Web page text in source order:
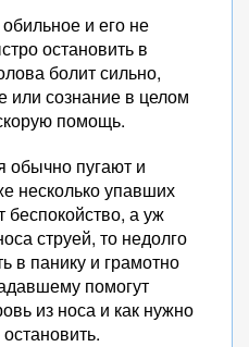
и его не
остановить в
болит сильно,
или сознание в целом
помощь.
обычно пугают и
несколько упавших
а уж
струей, то недолго
в панику и грамотно
помогут
из носа и как нужно